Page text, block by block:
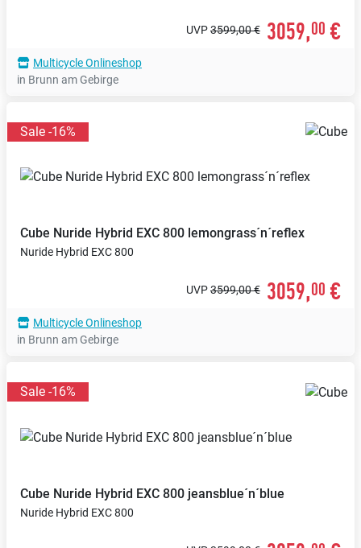
UVP3599,00 € 3059,00 €
Multicycle Onlineshop
in Brunn am Gebirge
Sale -16%
Cube Nuride Hybrid EXC 800 lemongrass´n´reflex
Nuride Hybrid EXC 800
UVP3599,00 € 3059,00 €
Multicycle Onlineshop
in Brunn am Gebirge
Sale -16%
Cube Nuride Hybrid EXC 800 jeansblue´n´blue
Nuride Hybrid EXC 800